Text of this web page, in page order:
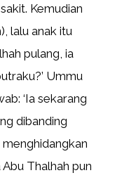
Kemudian
lalu anak itu
pulang, ia
Ummu
‘Ia sekarang
dibanding
menghidangkan
Thalhah pun